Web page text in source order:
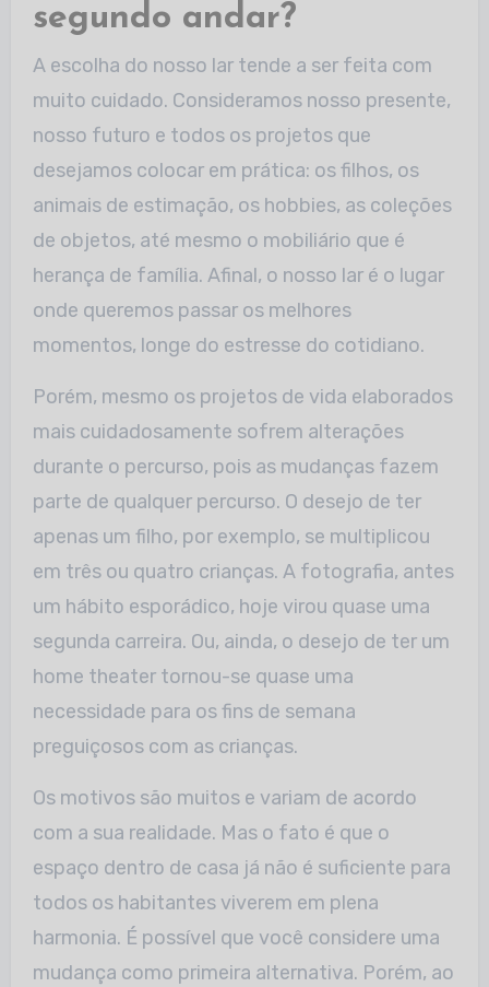
segundo andar?
A escolha do nosso lar tende a ser feita com
muito cuidado. Consideramos nosso presente,
nosso futuro e todos os projetos que
desejamos colocar em prática: os filhos, os
animais de estimação, os hobbies, as coleções
de objetos, até mesmo o mobiliário que é
herança de família. Afinal, o nosso lar é o lugar
onde queremos passar os melhores
momentos, longe do estresse do cotidiano.
Porém, mesmo os projetos de vida elaborados
mais cuidadosamente sofrem alterações
durante o percurso, pois as mudanças fazem
parte de qualquer percurso. O desejo de ter
apenas um filho, por exemplo, se multiplicou
em três ou quatro crianças. A fotografia, antes
um hábito esporádico, hoje virou quase uma
segunda carreira. Ou, ainda, o desejo de ter um
home theater tornou-se quase uma
necessidade para os fins de semana
preguiçosos com as crianças.
Os motivos são muitos e variam de acordo
com a sua realidade. Mas o fato é que o
espaço dentro de casa já não é suficiente para
todos os habitantes viverem em plena
harmonia. É possível que você considere uma
mudança como primeira alternativa. Porém, ao